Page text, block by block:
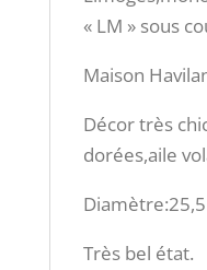
« LM » sous
Maison
Décor très
dorées,aile
Très bel état.